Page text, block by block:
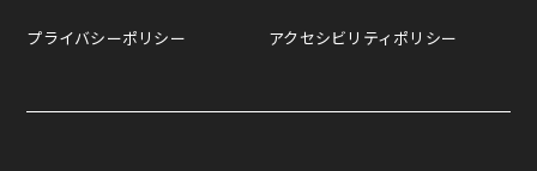
プライバシーポリシー アクセシビリティポリシー